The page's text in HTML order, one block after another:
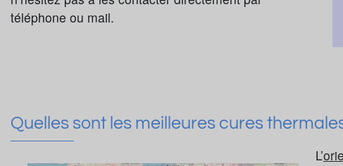
téléphone ou mail.
Quelles sont les meilleures cures
L’